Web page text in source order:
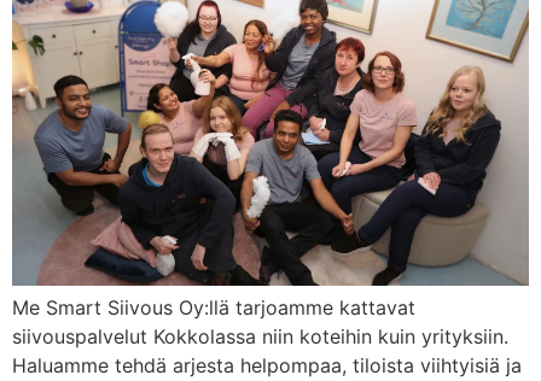
Me Smart Siivous Oy:llä tarjoamme kattavat
siivouspalvelut Kokkolassa niin koteihin kuin yrityksiin.
Haluamme tehdä arjesta helpompaa, tiloista viihtyisiä ja